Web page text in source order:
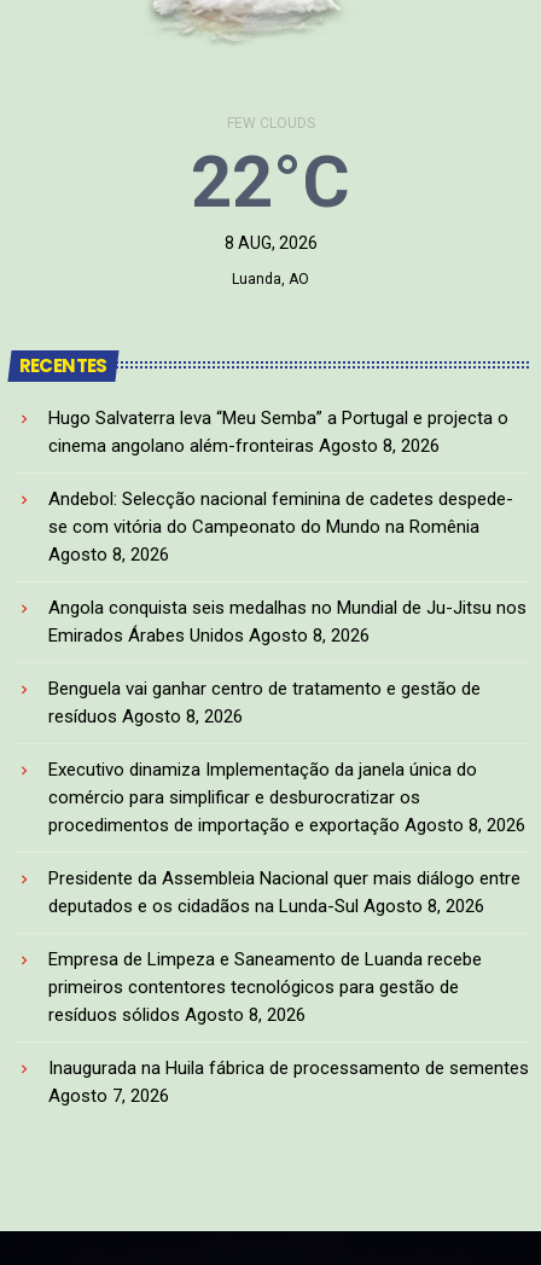
FEW CLOUDS
22°C
8 AUG, 2026
Luanda, AO
RECENTES
Hugo Salvaterra leva “Meu Semba” a Portugal e projecta o
cinema angolano além-fronteiras Agosto 8, 2026
Andebol: Selecção nacional feminina de cadetes despede-
se com vitória do Campeonato do Mundo na Romênia
Agosto 8, 2026
Angola conquista seis medalhas no Mundial de Ju-Jitsu nos
Emirados Árabes Unidos Agosto 8, 2026
Benguela vai ganhar centro de tratamento e gestão de
resíduos Agosto 8, 2026
Executivo dinamiza Implementação da janela única do
comércio para simplificar e desburocratizar os
procedimentos de importação e exportação Agosto 8, 2026
Presidente da Assembleia Nacional quer mais diálogo entre
deputados e os cidadãos na Lunda-Sul Agosto 8, 2026
Empresa de Limpeza e Saneamento de Luanda recebe
primeiros contentores tecnológicos para gestão de
resíduos sólidos Agosto 8, 2026
Inaugurada na Huila fábrica de processamento de sementes
Agosto 7, 2026